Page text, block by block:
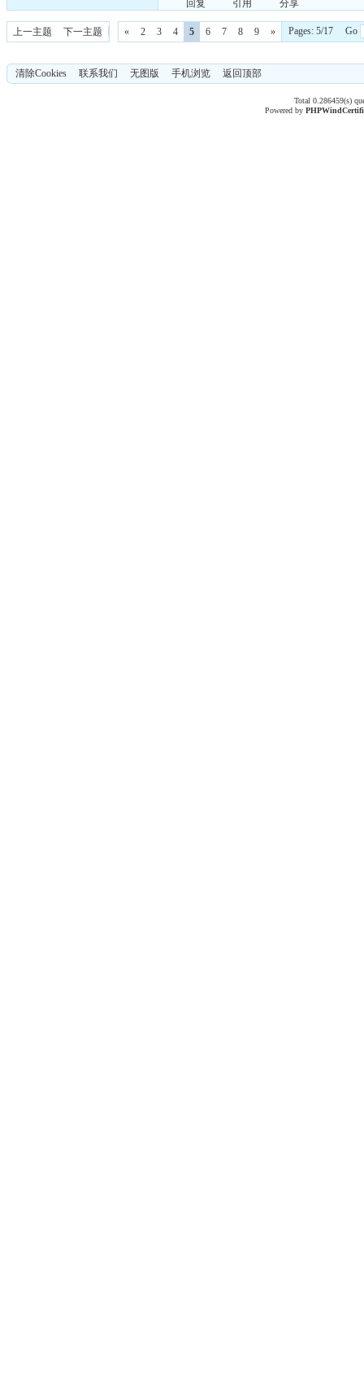
回复 引用 分享
上一主题 下一主题 « 2 3 4 5 6 7 8 9 » Pages: 5/17 Go
清除Cookies 联系我们 无图版 手机浏览 返回顶部
Total 0.286459(s)
Powered byPHPWind